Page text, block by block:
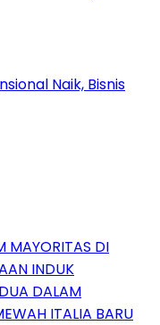
Naik, Bisnis
MAYORITAS DI
INDUK
DALAM
ITALIA BARU